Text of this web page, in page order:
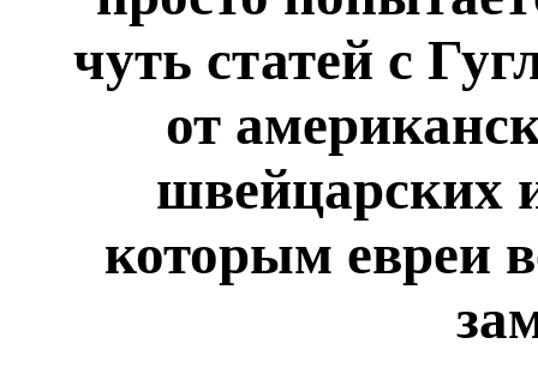
чуть статей с
от
швейцарских
которым евреи